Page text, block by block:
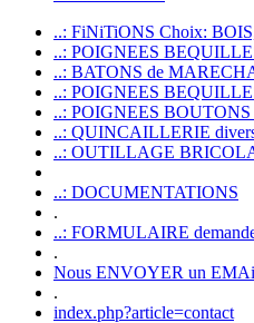
..: FiNiTiONS Choix:
..: POIGNEES
..: BATONS de
..: POIGNEES
..: POIGNEES
..: QUINCAILLERIE
..: OUTILLAGE
..: DOCUMENTATIONS
.
..: FORMULAIRE
.
Nous ENVOYER un
.
index.php?article=contact